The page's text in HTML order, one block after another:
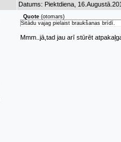
Datums: Piektdiena,
Quote (otomars)
Šitādu vajag pielaist braukšanas brīdī.
Mmm..jā,tad jau arī stūrēt